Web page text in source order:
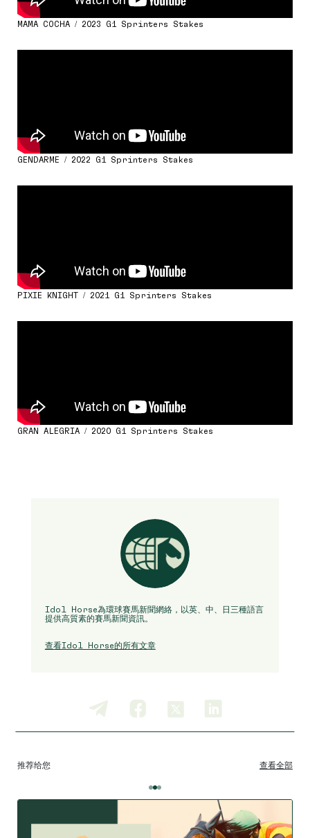
MAMA COCHA / 2023 G1 Sprinters Stakes
GENDARME / 2022 G1 Sprinters Stakes
PIXIE KNIGHT / 2021 G1 Sprinters Stakes
GRAN ALEGRIA / 2020 G1 Sprinters Stakes
Idol Horse為環球賽馬新聞網絡，以英、中、日三種語言
提供高質素的賽馬新聞資訊。
查看Idol Horse的所有文章
推荐给您 查看全部